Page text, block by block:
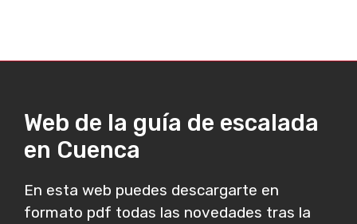
Web de la guía de escalada
en Cuenca
En esta web puedes descargarte en
formato pdf todas las novedades tras la